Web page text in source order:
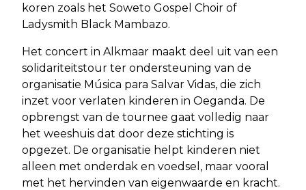
koren zoals het Soweto Gospel Choir of
Ladysmith Black Mambazo.
Het concert in Alkmaar maakt deel uit van een
solidariteitstour ter ondersteuning van de
organisatie Música para Salvar Vidas, die zich
inzet voor verlaten kinderen in Oeganda. De
opbrengst van de tournee gaat volledig naar
het weeshuis dat door deze stichting is
opgezet. De organisatie helpt kinderen niet
alleen met onderdak en voedsel, maar vooral
met het hervinden van eigenwaarde en kracht.